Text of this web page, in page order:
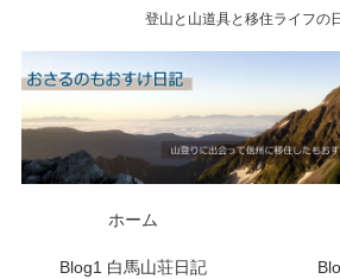
登山と山道具と移住ライフの
ホーム
Blog1 白馬山荘日記